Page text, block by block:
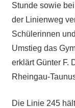
Stunde sowie
der Linienweg
Schülerinnen
Umstieg das
erklärt Günter F.
Rheingau-
Die Linie 245